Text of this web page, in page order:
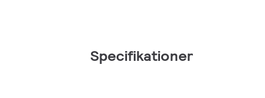
Specifikationer